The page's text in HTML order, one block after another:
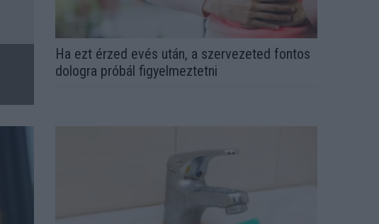
Ha ezt érzed evés után, a szervezeted fontos
dologra próbál figyelmeztetni